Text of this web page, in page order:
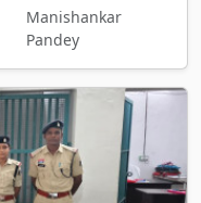
Manishankar
Pandey